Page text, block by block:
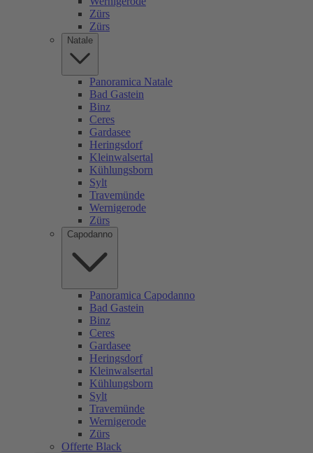
Zürs
Zürs
Natale
Panoramica Natale
Bad Gastein
Binz
Ceres
Gardasee
Heringsdorf
Kleinwalsertal
Kühlungsborn
Sylt
Travemünde
Wernigerode
Zürs
Capodanno
Panoramica Capodanno
Bad Gastein
Binz
Ceres
Gardasee
Heringsdorf
Kleinwalsertal
Kühlungsborn
Sylt
Travemünde
Wernigerode
Zürs
Offerte Black